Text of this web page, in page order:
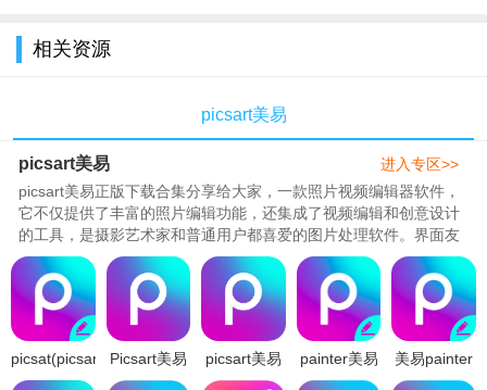
线，艺术照片滤镜、画框、背景、边框、插图编号
贴纸，标注，艺术画笔和文字样式
您的照片带来更炫酷视觉效果
5、分享：在PicsArt社会网络发货和上传照片时，可以直接通
软件亮点
1、支持在线编辑、滤镜美化、添加背景和贴纸，各种需求在
这里都能满足你的操作
相关资源
picsart美易
picsart美易
picsart美易正版下载合集分享给大家，一款照片视频编辑器软件，
它不仅提供了丰富的照片编辑功能，还集成了视频编辑和创意设计
的工具，是摄影艺术家和普通用户都喜爱的图片处理软件。界面友
好，操作流畅，即使是非专业用户也能轻松上手，是大家剪辑视频
处理照片的不二之选！..
进入专区>>
picsat(picsart)
美易官方下
Picsart美易
照片编辑官
picsart美易
全能编辑器
painter美易
照片编辑下
美易painter
软件下载